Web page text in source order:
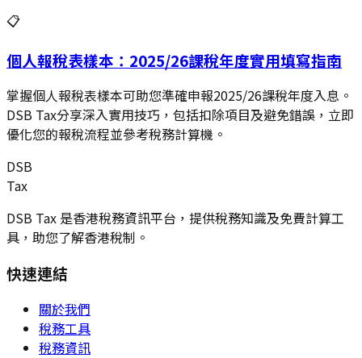
📋
個人報稅表樣本：2025/26課稅年度實用填寫指南
掌握個人報稅表樣本可助您準確申報2025/26課稅年度入息。
DSB Tax分享深入實用技巧，包括扣除項目及避免錯誤，立即
優化您的報稅流程並參考稅務計算機。
DSB
Tax
DSB Tax 是香港稅務資訊平台，提供稅務知識及免費計算工
具，助您了解香港稅制。
快速連結
關於我們
稅務工具
稅務資訊